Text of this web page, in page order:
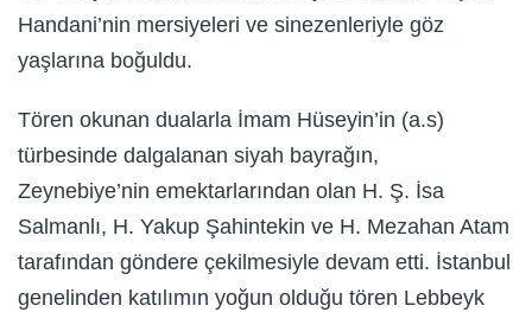
Handani’nin mersiyeleri ve sinezenleriyle göz
yaşlarına boğuldu.
Tören okunan dualarla İmam Hüseyin’in (a.s)
türbesinde dalgalanan siyah bayrağın,
Zeynebiye’nin emektarlarından olan H. Ş. İsa
Salmanlı, H. Yakup Şahintekin ve H. Mezahan Atam
tarafından göndere çekilmesiyle devam etti. İstanbul
genelinden katılımın yoğun olduğu tören Lebbeyk